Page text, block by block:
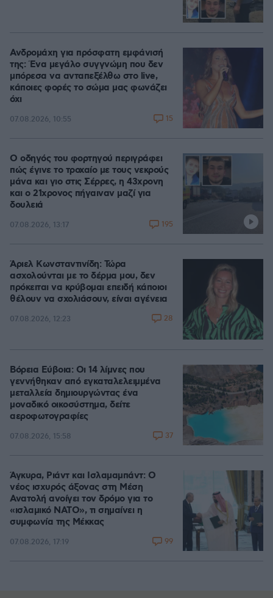
Ανδρομάχη για πρόσφατη εμφάνισή
της: Ένα μεγάλο συγγνώμη που δεν
μπόρεσα να ανταπεξέλθω στο live,
κάποιες φορές το σώμα μας φωνάζει
όχι
07.08.2026, 10:55 15
Ο οδηγός του φορτηγού περιγράφει
πώς έγινε το τροχαίο με τους νεκρούς
μάνα και γιο στις Σέρρες, η 43χρονη
και ο 21χρονος πήγαιναν μαζί για
δουλειά
07.08.2026, 13:17 195
Άριελ Κωνσταντινίδη: Τώρα
ασχολούνται με το δέρμα μου, δεν
πρόκειται να κρύβομαι επειδή κάποιοι
θέλουν να σχολιάσουν, είναι αγένεια
07.08.2026, 12:23 28
Βόρεια Εύβοια: Οι 14 λίμνες που
γεννήθηκαν από εγκαταλελειμμένα
μεταλλεία δημιουργώντας ένα
μοναδικό οικοσύστημα, δείτε
αεροφωτογραφίες
07.08.2026, 15:58 37
Άγκυρα, Ριάντ και Ισλαμαμπάντ: Ο
νέος ισχυρός άξονας στη Μέση
Ανατολή ανοίγει τον δρόμο για το
«ισλαμικό ΝΑΤΟ», τι σημαίνει η
συμφωνία της Μέκκας
07.08.2026, 17:19 99